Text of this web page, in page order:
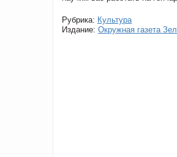
Рубрика: Культура
Издание: Окружная газета